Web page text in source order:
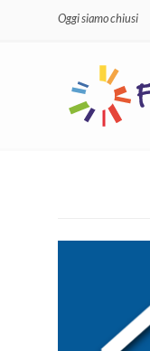
Oggi siamo chiusi